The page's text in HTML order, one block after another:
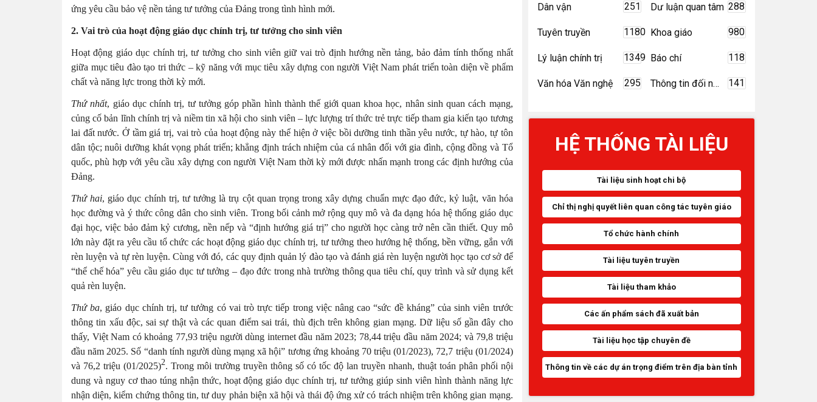
ứng yêu cầu bảo vệ nền tảng tư tưởng của Đảng trong tình hình mới.
2. Vai trò của hoạt động giáo dục chính trị, tư tưởng cho sinh viên
Hoạt động giáo dục chính trị, tư tưởng cho sinh viên giữ vai trò định hướng nền tảng, bảo đảm tính thống nhất
giữa mục tiêu đào tạo tri thức – kỹ năng với mục tiêu xây dựng con người Việt Nam phát triển toàn diện về phẩm
chất và năng lực trong thời kỳ mới.
Thứ nhất, giáo dục chính trị, tư tưởng góp phần hình thành thế giới quan khoa học, nhân sinh quan cách mạng,
củng cố bản lĩnh chính trị và niềm tin xã hội cho sinh viên – lực lượng trí thức trẻ trực tiếp tham gia kiến tạo tương
lai đất nước. Ở tầm giá trị, vai trò của hoạt động này thể hiện ở việc bồi dưỡng tinh thần yêu nước, tự hào, tự tôn
dân tộc; nuôi dưỡng khát vọng phát triển; khẳng định trách nhiệm của cá nhân đối với gia đình, cộng đồng và Tổ
quốc, phù hợp với yêu cầu xây dựng con người Việt Nam thời kỳ mới được nhấn mạnh trong các định hướng của
Đảng.
Thứ hai, giáo dục chính trị, tư tưởng là trụ cột quan trọng trong xây dựng chuẩn mực đạo đức, kỷ luật, văn hóa
học đường và ý thức công dân cho sinh viên. Trong bối cảnh mở rộng quy mô và đa dạng hóa hệ thống giáo dục
đại học, việc bảo đảm kỷ cương, nền nếp và “định hướng giá trị” cho người học càng trở nên cần thiết. Quy mô
lớn này đặt ra yêu cầu tổ chức các hoạt động giáo dục chính trị, tư tưởng theo hướng hệ thống, bền vững, gắn với
rèn luyện và tự rèn luyện. Cùng với đó, các quy định quản lý đào tạo và đánh giá rèn luyện người học tạo cơ sở để
“thể chế hóa” yêu cầu giáo dục tư tưởng – đạo đức trong nhà trường thông qua tiêu chí, quy trình và sử dụng kết
quả rèn luyện.
Thứ ba, giáo dục chính trị, tư tưởng có vai trò trực tiếp trong việc nâng cao “sức đề kháng” của sinh viên trước
thông tin xấu độc, sai sự thật và các quan điểm sai trái, thù địch trên không gian mạng. Dữ liệu số gần đây cho
thấy, Việt Nam có khoảng 77,93 triệu người dùng internet đầu năm 2023; 78,44 triệu đầu năm 2024; và 79,8 triệu
đầu năm 2025. Số “danh tính người dùng mạng xã hội” tương ứng khoảng 70 triệu (01/2023), 72,7 triệu (01/2024)
và 76,2 triệu (01/2025)2. Trong môi trường truyền thông số có tốc độ lan truyền nhanh, thuật toán phân phối nội
dung và nguy cơ thao túng nhận thức, hoạt động giáo dục chính trị, tư tưởng giúp sinh viên hình thành năng lực
nhận diện, kiểm chứng thông tin, tư duy phản biện xã hội và thái độ ứng xử có trách nhiệm trên không gian mạng.
Dân vận 251 Dư luận quan tâm 288
Tuyên truyền 1180 Khoa giáo 980
Lý luận chính trị 1349 Báo chí 118
Văn hóa Văn nghệ 295 Thông tin đối ngoại 141
HỆ THỐNG TÀI LIỆU
Tài liệu sinh hoạt chi bộ
Chỉ thị nghị quyết liên quan công tác tuyên giáo
Tổ chức hành chính
Tài liệu tuyên truyền
Tài liệu tham khảo
Các ấn phẩm sách đã xuất bản
Tài liệu học tập chuyên đề
Thông tin về các dự án trọng điểm trên địa bàn tỉnh